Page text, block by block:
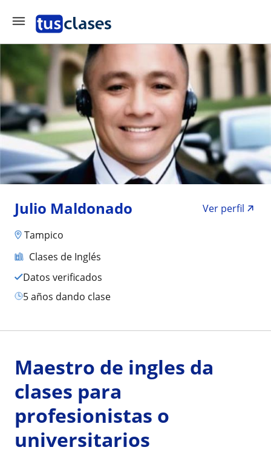
Julio Maldonado
Ver perfil
Tampico
Clases de Inglés
Datos verificados
5 años dando clase
Maestro de ingles da
clases para
profesionistas o
universitarios